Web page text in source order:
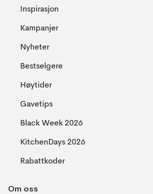
Inspirasjon
Kampanjer
Nyheter
Bestselgere
Høytider
Gavetips
Black Week 2026
KitchenDays 2026
Rabattkoder
Om oss